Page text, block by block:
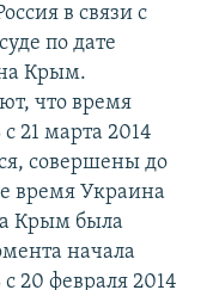
в связи с
по дате
Крым.
что время
21 марта 2014
совершены до
время Украина
Крым была
начала
20 февраля 2014